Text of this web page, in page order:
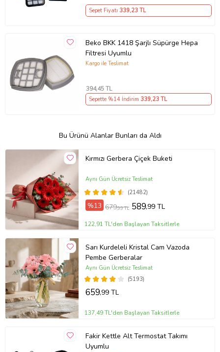
Sepet Fiyatı 339,23 TL
Beko BKK 1418 Şarjlı Süpürge Hepa
Filtresi Uyumlu
Kargo ile Teslimat
394,45 TL
Sepette %14 İndirim 339,23 TL
Bu Ürünü Alanlar Bunları da Aldı
Kırmızı Gerbera Çiçek Buketi
(21482)
Aynı Gün Ücretsiz Teslimat
%13 679,99 TL 589,99 TL
122,91 TL'den Başlayan Taksitlerle
Sarı Kurdeleli Kristal Cam Vazoda
Pembe Gerberalar
(5193)
Aynı Gün Ücretsiz Teslimat
659,99 TL
137,49 TL'den Başlayan Taksitlerle
Fakir Kettle Alt Termostat Takımı
Uyumlu